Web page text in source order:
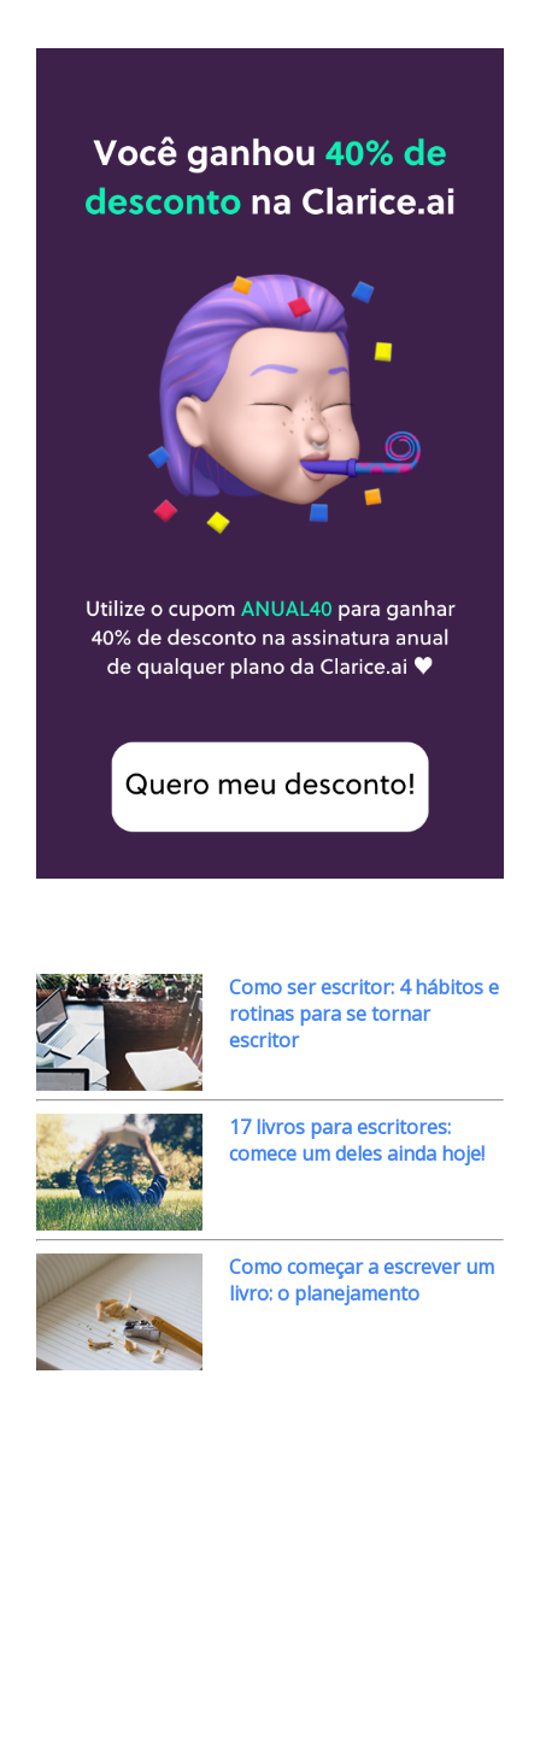
Como ser escritor: 4 hábitos e
rotinas para se tornar
escritor
17 livros para escritores:
comece um deles ainda hoje!
Como começar a escrever um
livro: o planejamento